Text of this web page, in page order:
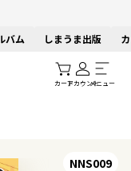
バム しまうま出版
カートアカウントメニュー
NNS009